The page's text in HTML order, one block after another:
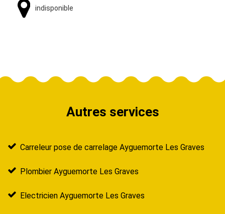
indisponible
Autres services
Carreleur pose de carrelage Ayguemorte Les Graves
Plombier Ayguemorte Les Graves
Electricien Ayguemorte Les Graves